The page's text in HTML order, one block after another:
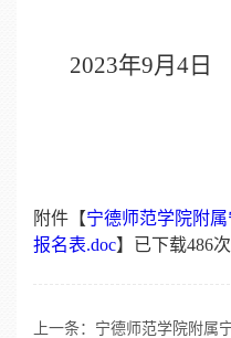
2023年9月 4 日
附件【宁德师范学院附
报名表.doc】已下载486次
上一条： 宁德师范学院附属